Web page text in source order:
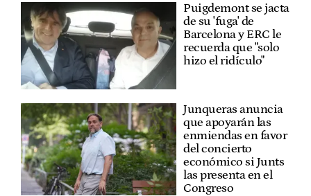
Puigdemont se jacta
de su 'fuga' de
Barcelona y ERC le
recuerda que "solo
hizo el ridículo"
Junqueras anuncia
que apoyarán las
enmiendas en favor
del concierto
económico si Junts
las presenta en el
Congreso